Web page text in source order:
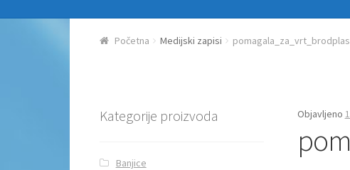
PočetnaAuction DashboardAuctions KošaricaMoj
Početna Medijski zapisi
Objavljeno
Kategorije proizvoda
Banjice